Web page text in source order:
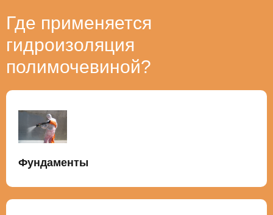
Где применяется
гидроизоляция
полимочевиной?
Фундаменты